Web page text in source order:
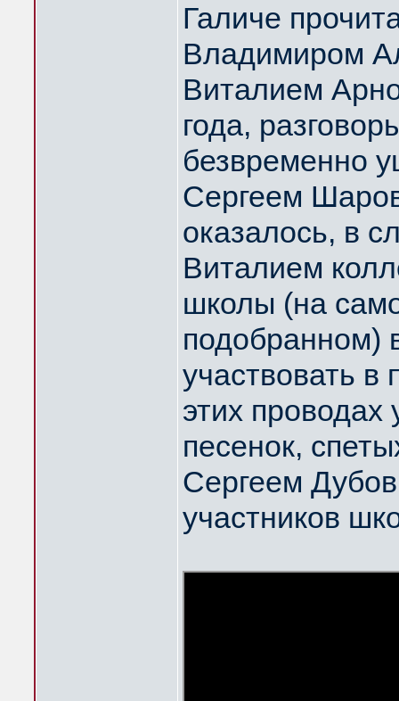
Галиче
Владимиром
Виталием
года,
безвременно
Сергеем
оказалось, в
Виталием
школы (на
подобранном)
участвовать в
этих проводах
песенок,
Сергеем
участников